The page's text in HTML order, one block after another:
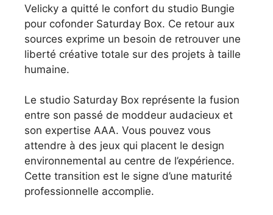
Velicky a quitté le confort du studio Bungie
pour cofonder Saturday Box. Ce retour aux
sources exprime un besoin de retrouver une
liberté créative totale sur des projets à taille
humaine.
Le studio Saturday Box représente la fusion
entre son passé de moddeur audacieux et
son expertise AAA. Vous pouvez vous
attendre à des jeux qui placent le design
environnemental au centre de l’expérience.
Cette transition est le signe d’une maturité
professionnelle accomplie.